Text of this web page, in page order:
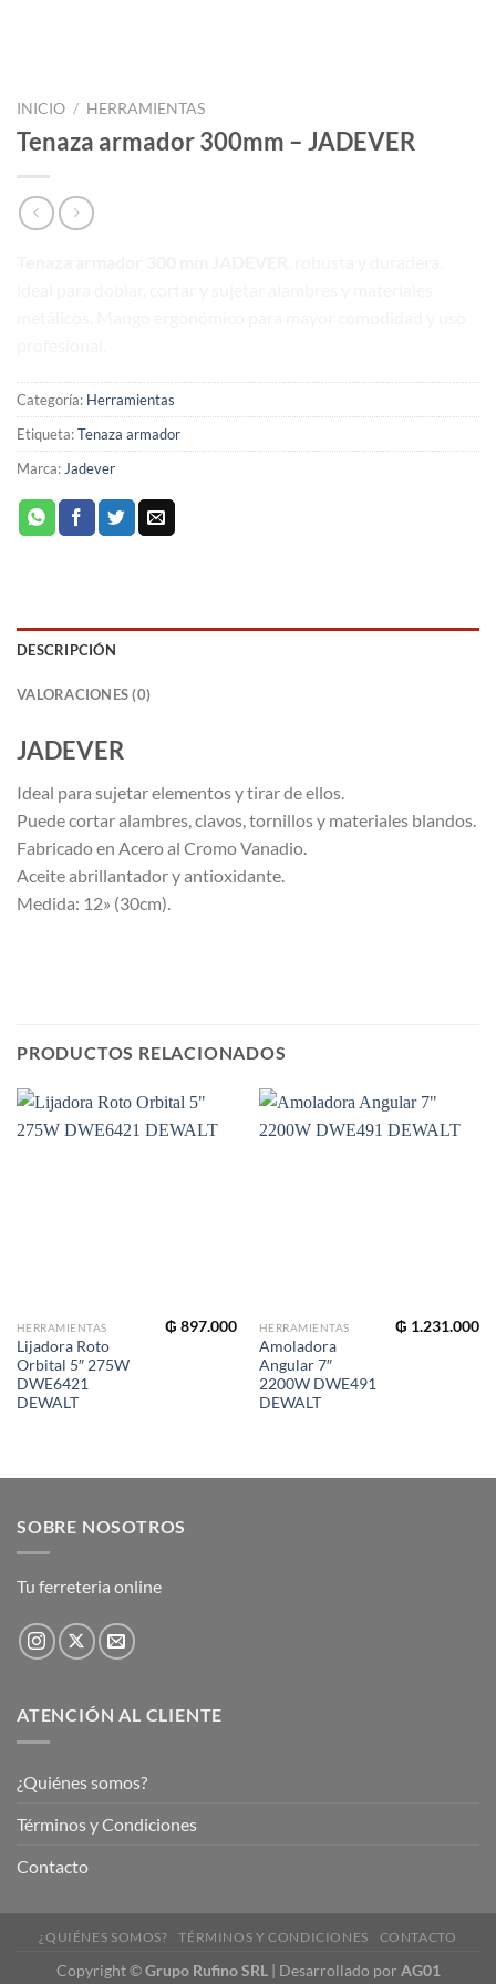
INICIO / HERRAMIENTAS
Tenaza armador 300mm – JADEVER
Categoría: Herramientas
Etiqueta:Tenaza armador
Marca:Jadever
DESCRIPCIÓN
VALORACIONES (0)
JADEVER
Ideal para sujetar elementos y tirar de ellos.
Puede cortar alambres, clavos, tornillos y materiales blandos.
Fabricado en Acero al Cromo Vanadio.
Aceite abrillantador y antioxidante.
Medida: 12» (30cm).
PRODUCTOS RELACIONADOS
HERRAMIENTAS
Lijadora Roto
Orbital 5″ 275W
DWE6421
DEWALT
₲ 897.000 HERRAMIENTAS
Amoladora
Angular 7″
2200W DWE491
DEWALT
₲ 1.231.000
SOBRE NOSOTROS
Tu ferreteria online
ATENCIÓN AL CLIENTE
¿Quiénes somos?
Términos y Condiciones
Contacto
¿QUIÉNES SOMOS? TÉRMINOS Y CONDICIONES CONTACTO
Copyright©Grupo Rufino SRL| Desarrollado por AG01